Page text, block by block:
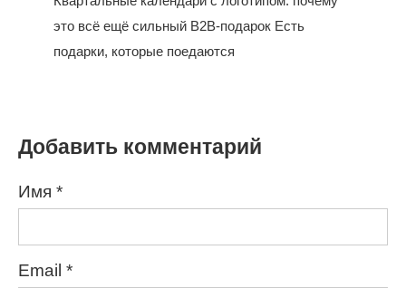
это всё ещё сильный B2B-подарок Есть
подарки, которые поедаются
Добавить комментарий
Имя *
Email *